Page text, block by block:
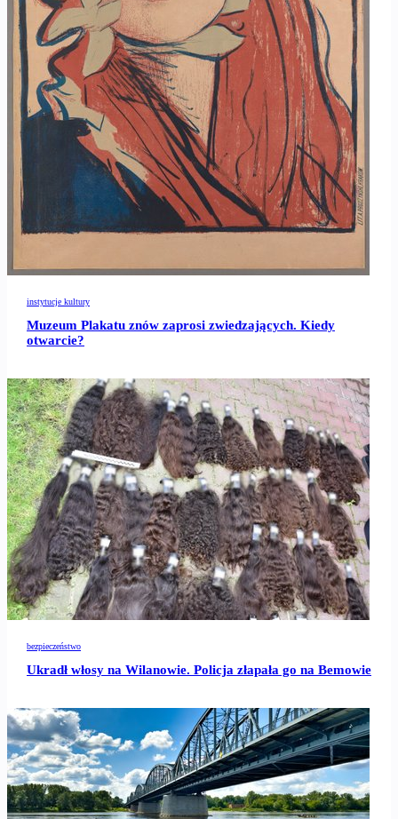
instytucje kultury
Muzeum Plakatu znów zaprosi zwiedzających. Kiedy
otwarcie?
bezpieczeństwo
Ukradł włosy na Wilanowie. Policja złapała go na Bemowie